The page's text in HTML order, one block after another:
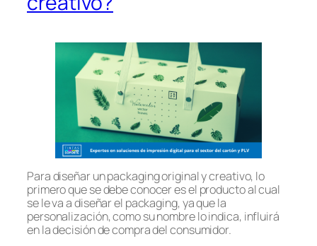
Para diseñar un packaging original y creativo, lo
primero que se debe conocer es el producto al cual
se le va a diseñar el packaging, ya que la
personalización, como su nombre lo indica, influirá
en la decisión de compra del consumidor.